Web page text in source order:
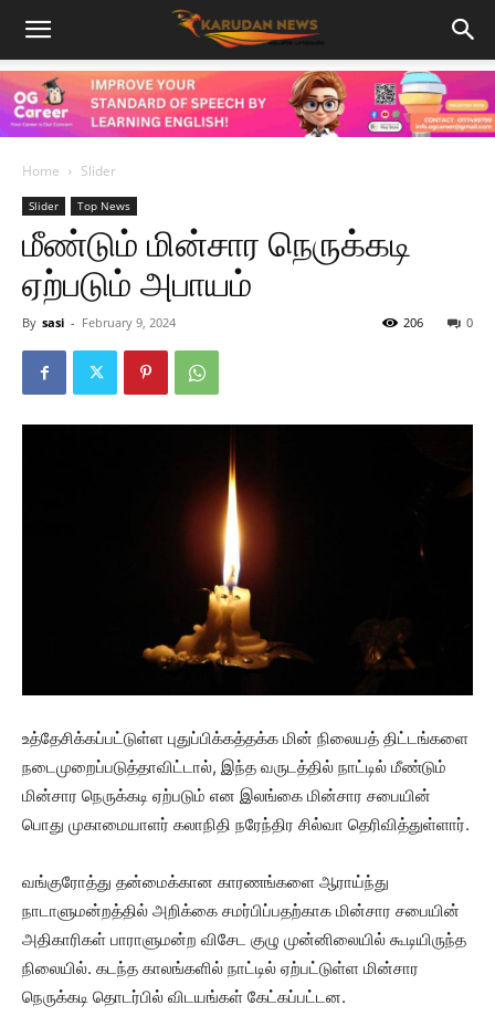
Home Slider
Slider Top News
மீண்டும் மின்சார நெருக்கடி
ஏற்படும் அபாயம்
By sasi - February 9, 2024 0
206
உத்தேசிக்கப்பட்டுள்ள புதுப்பிக்கத்தக்க மின் நிலையத் திட்டங்களை
நடைமுறைப்படுத்தாவிட்டால், இந்த வருடத்தில் நாட்டில் மீண்டும்
மின்சார நெருக்கடி ஏற்படும் என இலங்கை மின்சார சபையின்
பொது முகாமையாளர் கலாநிதி நரேந்திர சில்வா தெரிவித்துள்ளார்.
வங்குரோத்து தன்மைக்கான காரணங்களை ஆராய்ந்து
நாடாளுமன்றத்தில் அறிக்கை சமர்பிப்பதற்காக மின்சார சபையின்
அதிகாரிகள் பாராளுமன்ற விசேட குழு முன்னிலையில் கூடியிருந்த
நிலையில். கடந்த காலங்களில் நாட்டில் ஏற்பட்டுள்ள மின்சார
நெருக்கடி தொடர்பில் விடயங்கள் கேட்கப்பட்டன.